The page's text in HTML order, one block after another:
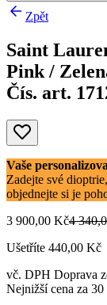
Zpět
Saint
Pink /
Čís. art.
Vaše
Zadejte své
objednejte si je
3 900,00 Kč4
Ušetříte 440,00 Kč
vč. DPH Doprava
Nejnižší cena za